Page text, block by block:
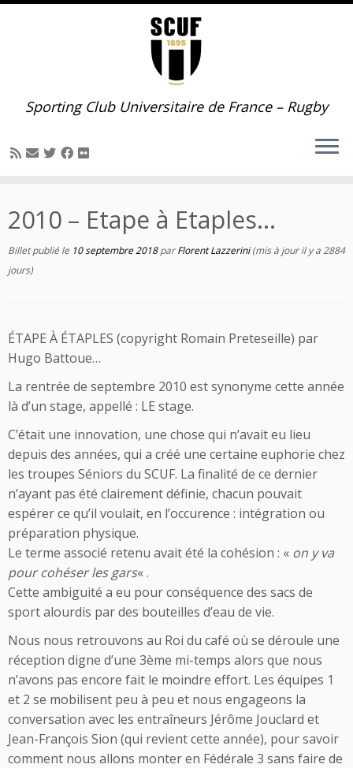
Passer
Sporting Club Universitaire de France – Rugby
2010 – Etape à Etaples…
Billet publié le 10 septembre 2018 parFlorent Lazzerini(mis à jour il y a 2884
jours)
ÉTAPE À ÉTAPLES (copyright Romain Preteseille) par
Hugo Battoue…
La rentrée de septembre 2010 est synonyme cette année
là d’un stage, appellé : LE stage.
C’était une innovation, une chose qui n’avait eu lieu
depuis des années, qui a créé une certaine euphorie chez
les troupes Séniors du SCUF. La finalité de ce dernier
n’ayant pas été clairement définie, chacun pouvait
espérer ce qu’il voulait, en l’occurence : intégration ou
préparation physique.
Le terme associé retenu avait été la cohésion : « on y va
pour cohéser les gars« .
Cette ambiguité a eu pour conséquence des sacs de
sport alourdis par des bouteilles d’eau de vie.
Nous nous retrouvons au Roi du café où se déroule une
réception digne d’une 3ème mi-temps alors que nous
n’avons pas encore fait le moindre effort. Les équipes 1
et 2 se mobilisent peu à peu et nous engageons la
conversation avec les entraîneurs Jérôme Jouclard et
Jean-François Sion (qui revient cette année), pour savoir
comment nous allons monter en Fédérale 3 sans faire de